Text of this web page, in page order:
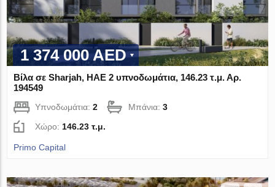
1 374 000 AED
Βίλα σε Sharjah, ΗΑΕ 2 υπνοδωμάτια, 146.23 τ.μ. Αρ.
194549
Υπνοδωμάτια:2 Μπάνια:3
Χώρο: 146.23 τ.μ.
Primo Capital